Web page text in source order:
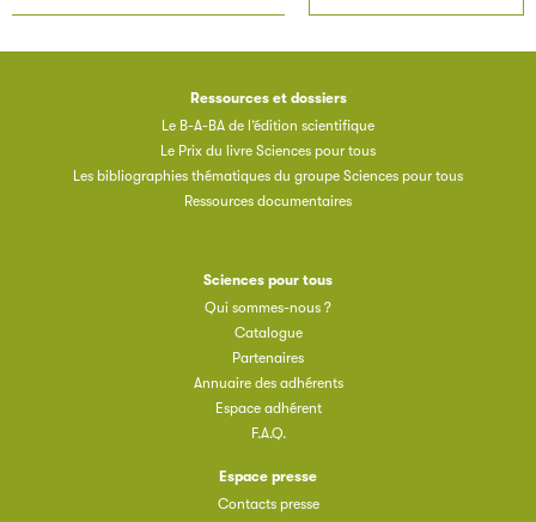
Ressources et dossiers
Le B-A-BA de l’édition scientifique
Le Prix du livre Sciences pour tous
Les bibliographies thématiques du groupe Sciences pour tous
Ressources documentaires
Sciences pour tous
Qui sommes-nous ?
Catalogue
Partenaires
Annuaire des adhérents
Espace adhérent
F.A.Q.
Espace presse
Contacts presse